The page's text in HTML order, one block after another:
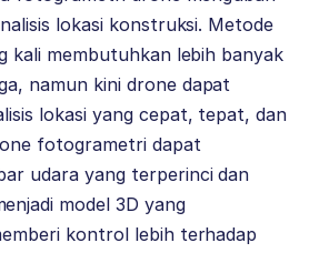
lokasi konstruksi. Metode
kali membutuhkan lebih banyak
namun kini drone dapat
lokasi yang cepat, tepat, dan
fotogrametri dapat
udara yang terperinci dan
model 3D yang
kontrol lebih terhadap